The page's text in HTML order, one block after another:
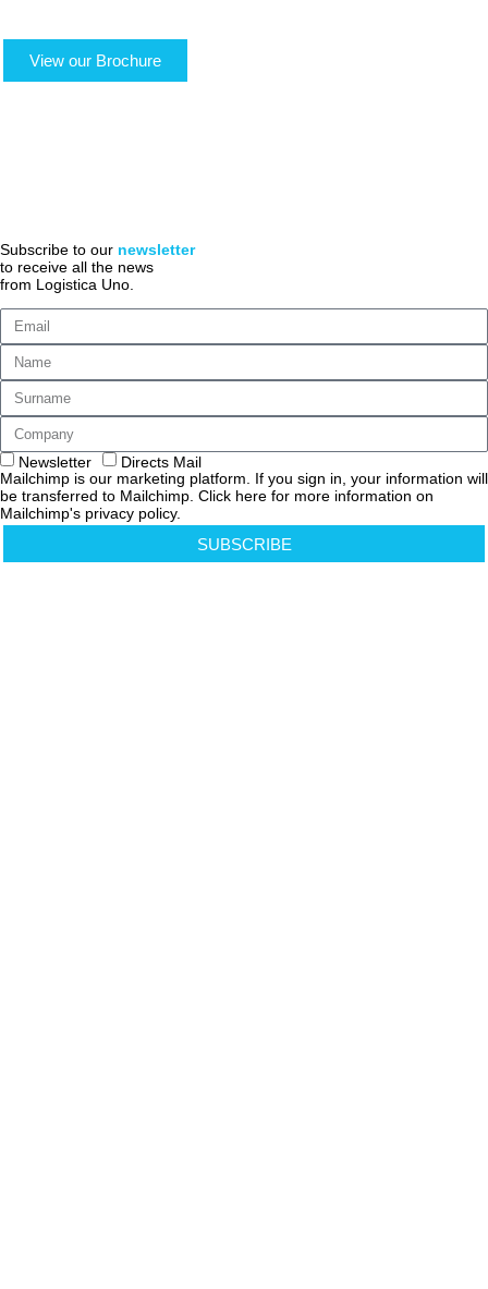
View our Brochure
Subscribe to our newsletter
to receive all the news
from Logistica Uno.
Newsletter
Directs Mail
Mailchimp is our marketing platform. If you sign in, your information will
be transferred to Mailchimp. Click here for more information on
Mailchimp's privacy policy.
SUBSCRIBE